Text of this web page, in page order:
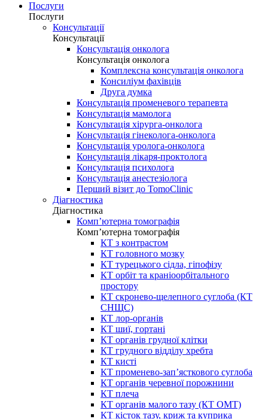
Послуги
Послуги
Консультації
Консультації
Консультація онколога
Консультація онколога
Комплексна консультація онколога
Консиліум фахівців
Друга думка
Консультація променевого терапевта
Консультація мамолога
Консультація хірурга-онколога
Консультація гінеколога-онколога
Консультація уролога-онколога
Консультація лікаря-проктолога
Консультація психолога
Консультація анестезіолога
Перший візит до TomoClinic
Діагностика
Діагностика
Комп’ютерна томографія
Комп’ютерна томографія
КТ з контрастом
КТ головного мозку
КТ турецького сідла, гіпофізу
КТ орбіт та краніоорбітального
простору
КТ скронево-щелепного суглоба (КТ
СНЩС)
КТ лор-органів
КТ шиї, гортані
КТ органів грудної клітки
КТ грудного відділу хребта
КТ кисті
КТ променево-зап’ясткового суглоба
КТ органів черевної порожнини
КТ плеча
КТ органів малого тазу (КТ ОМТ)
КТ кісток тазу, криж та куприка